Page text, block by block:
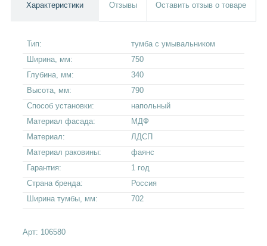
Характеристики Отзывы Оставить отзыв о товаре
Тип:
тумба с умывальником
Ширина, мм:
750
Глубина, мм:
340
Высота, мм:
790
Способ установки:
напольный
Материал фасада:
МДФ
Материал:
ЛДСП
Материал раковины:
фаянс
Гарантия:
1 год
Страна бренда:
Россия
Ширина тумбы, мм:
702
Арт: 106580